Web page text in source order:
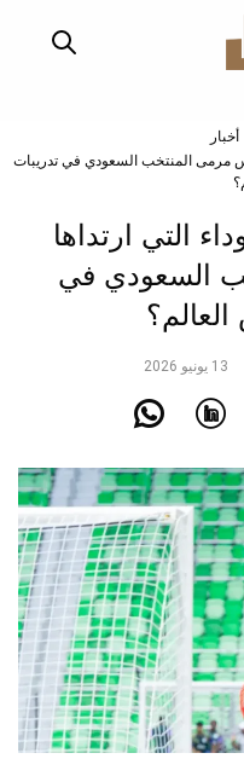
أخبار
مرمى المنتخب السعودي في تدريبات
التي ارتداها
السعودي في
13 يونيو 2026